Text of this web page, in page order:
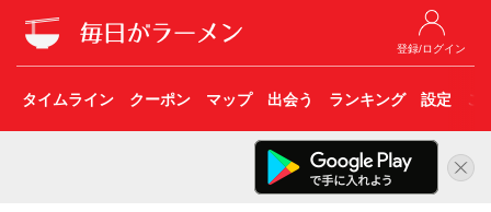
登録/ログイン
タイムライン クーポン マップ 出会う ランキング 設定 こ